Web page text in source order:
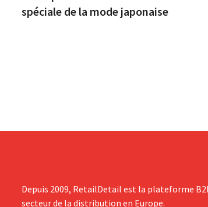
spéciale de la mode japonaise
Depuis 2009, RetailDetail est la plateforme
secteur de la distribution en Europe.